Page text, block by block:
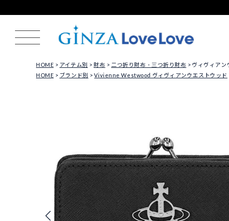
HOME アイテム別 財布 二つ折り財布・三つ折り財布
ヴィヴィア
HOME
ブランド別 Vivienne Westwood ヴィヴィアンウエストウッド